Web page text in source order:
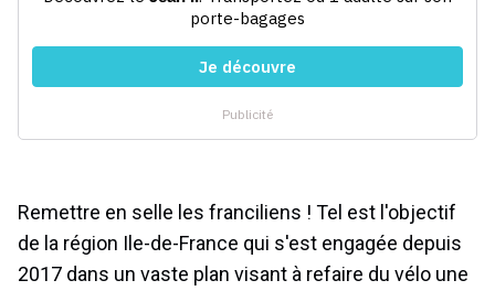
Remettre en selle les franciliens ! Tel est l'objectif
de la région Ile-de-France qui s'est engagée depuis
2017 dans un vaste plan visant à refaire du vélo une